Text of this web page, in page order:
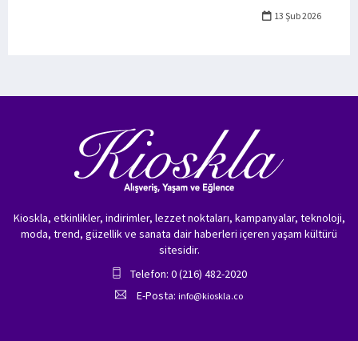
13 Şub 2026
Kioskla, etkinlikler, indirimler, lezzet noktaları, kampanyalar, teknoloji,
moda, trend, güzellik ve sanata dair haberleri içeren yaşam kültürü
sitesidir.
Telefon: 0 (216) 482-2020
E-Posta: info@kioskla.co